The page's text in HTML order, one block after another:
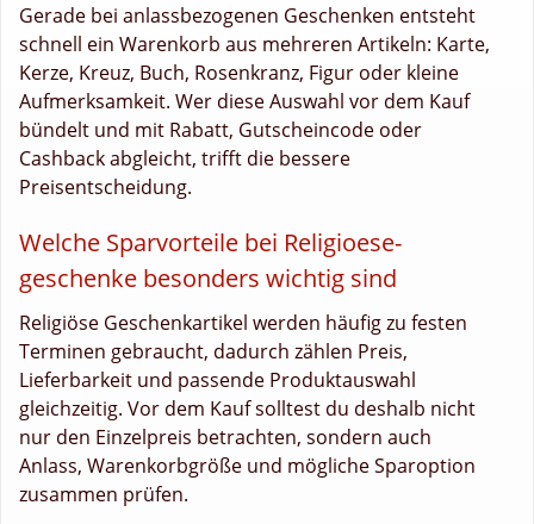
Gerade bei anlassbezogenen Geschenken entsteht
schnell ein Warenkorb aus mehreren Artikeln: Karte,
Kerze, Kreuz, Buch, Rosenkranz, Figur oder kleine
Aufmerksamkeit. Wer diese Auswahl vor dem Kauf
bündelt und mit Rabatt, Gutscheincode oder
Cashback abgleicht, trifft die bessere
Preisentscheidung.
Welche Sparvorteile bei Religioese-
geschenke besonders wichtig sind
Religiöse Geschenkartikel werden häufig zu festen
Terminen gebraucht, dadurch zählen Preis,
Lieferbarkeit und passende Produktauswahl
gleichzeitig. Vor dem Kauf solltest du deshalb nicht
nur den Einzelpreis betrachten, sondern auch
Anlass, Warenkorbgröße und mögliche Sparoption
zusammen prüfen.